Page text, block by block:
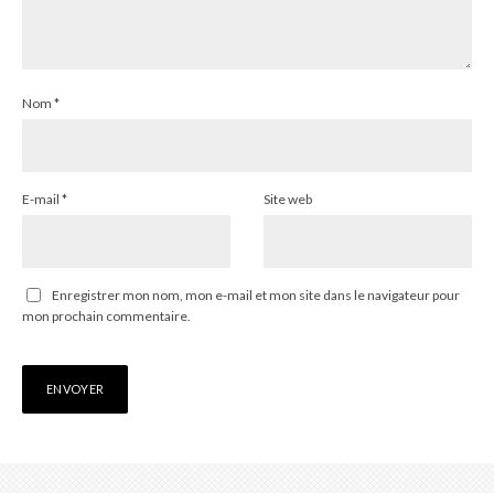
Nom *
E-mail * Site web
Enregistrer mon nom, mon e-mail et mon site dans le navigateur pour
mon prochain commentaire.